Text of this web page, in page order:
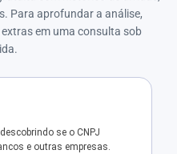
Para aprofundar a análise,
em uma consulta sob
se o CNPJ
e outras empresas.